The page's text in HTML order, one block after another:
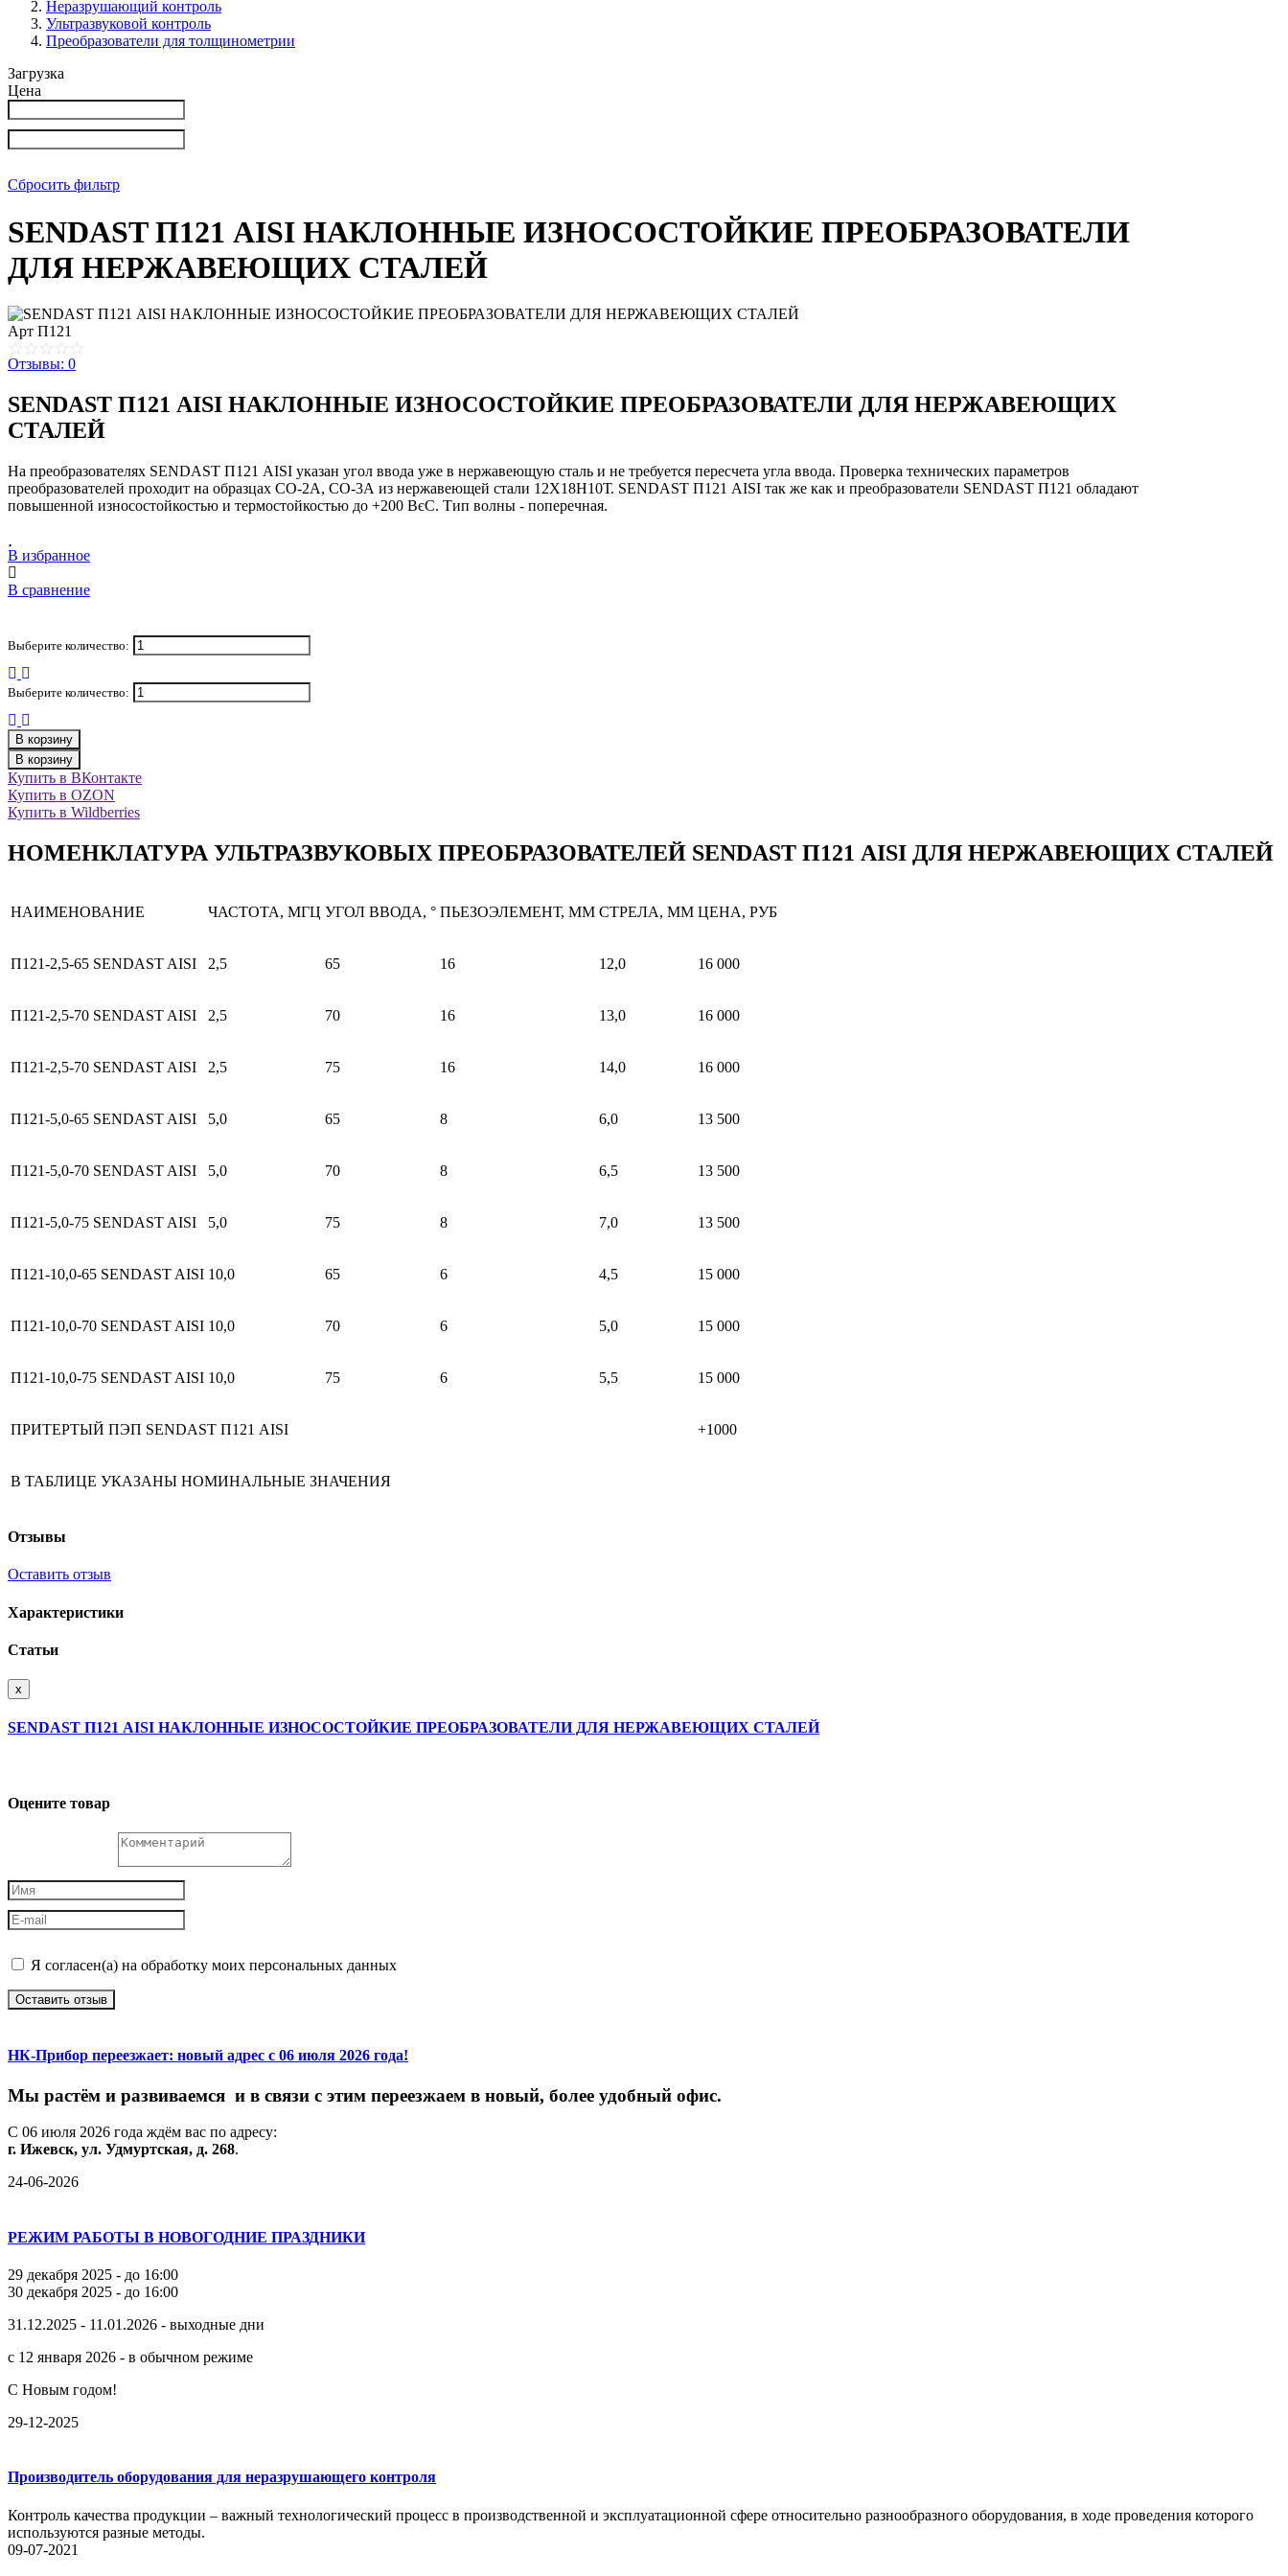
Неразрушающий контроль
Ультразвуковой контроль
Преобразователи для толщинометрии
Загрузка
Цена
Сбросить фильтр
SENDAST П121 AISI НАКЛОННЫЕ ИЗНОСОСТОЙКИЕ ПРЕОБРАЗОВАТЕЛИ
ДЛЯ НЕРЖАВЕЮЩИХ СТАЛЕЙ
Арт П121
Отзывы: 0
SENDAST П121 AISI НАКЛОННЫЕ ИЗНОСОСТОЙКИЕ ПРЕОБРАЗОВАТЕЛИ ДЛЯ НЕРЖАВЕЮЩИХ
СТАЛЕЙ
На преобразователях SENDAST П121 AISI указан угол ввода уже в нержавеющую сталь и не требуется пересчета угла ввода. Проверка технических параметров
преобразователей проходит на образцах СО-2А, СО-3А из нержавеющей стали 12Х18Н10Т. SENDAST П121 AISI так же как и преобразователи SENDAST П121 обладают
повышенной износостойкостью и термостойкостью до +200 ВєС. Тип волны - поперечная.
В избранное
В сравнение
Выберите количество:
Выберите количество:
В корзину
В корзину
Купить в ВКонтакте
Купить в OZON
Купить в Wildberries
НОМЕНКЛАТУРА УЛЬТРАЗВУКОВЫХ ПРЕОБРАЗОВАТЕЛЕЙ SENDAST П121 AISI ДЛЯ НЕРЖАВЕЮЩИХ СТАЛЕЙ
НАИМЕНОВАНИЕ ЧАСТОТА, МГЦ УГОЛ ВВОДА, ° ПЬЕЗОЭЛЕМЕНТ, ММ СТРЕЛА, ММ ЦЕНА, РУБ
П121-2,5-65 SENDAST AISI 2,5 65 16 12,0 16 000
П121-2,5-70 SENDAST AISI 2,5 70 16 13,0 16 000
П121-2,5-70 SENDAST AISI 2,5 75 16 14,0 16 000
П121-5,0-65 SENDAST AISI 5,0 65 8 6,0 13 500
П121-5,0-70 SENDAST AISI 5,0 70 8 6,5 13 500
П121-5,0-75 SENDAST AISI 5,0 75 8 7,0 13 500
П121-10,0-65 SENDAST AISI 10,0 65 6 4,5 15 000
П121-10,0-70 SENDAST AISI 10,0 70 6 5,0 15 000
П121-10,0-75 SENDAST AISI 10,0 75 6 5,5 15 000
ПРИТЕРТЫЙ ПЭП SENDAST П121 AISI +1000
В ТАБЛИЦЕ УКАЗАНЫ НОМИНАЛЬНЫЕ ЗНАЧЕНИЯ
Отзывы
Оставить отзыв
Характеристики
Статьи
x
SENDAST П121 AISI НАКЛОННЫЕ ИЗНОСОСТОЙКИЕ ПРЕОБРАЗОВАТЕЛИ ДЛЯ НЕРЖАВЕЮЩИХ СТАЛЕЙ
Оцените товар
Я согласен(а) на обработку моих персональных данных
Оставить отзыв
НК-Прибор переезжает: новый адрес с 06 июля 2026 года!
Мы растём и развиваемся и в связи с этим переезжаем в новый, более удобный офис.
С 06 июля 2026 года ждём вас по адресу:
г. Ижевск, ул. Удмуртская, д. 268.
24-06-2026
РЕЖИМ РАБОТЫ В НОВОГОДНИЕ ПРАЗДНИКИ
29 декабря 2025 - до 16:00
30 декабря 2025 - до 16:00
31.12.2025 - 11.01.2026 - выходные дни
с 12 января 2026 - в обычном режиме
С Новым годом!
29-12-2025
Производитель оборудования для неразрушающего контроля
Контроль качества продукции – важный технологический процесс в производственной и эксплуатационной сфере относительно разнообразного оборудования, в ходе проведения которого
используются разные методы.
09-07-2021